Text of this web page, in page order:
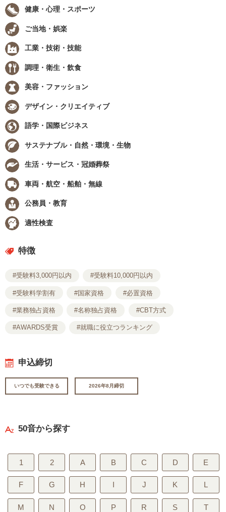
健康・心理・スポーツ
ご当地・娯楽
工業・技術・技能
調理・衛生・飲食
美容・ファッション
デザイン・クリエイティブ
語学・国際ビジネス
サステナブル・自然・環境・生物
生活・サービス・冠婚葬祭
車両・航空・船舶・無線
公務員・教育
適性検査
特徴
#受験料3,000円以内 #受験料10,000円以内
#受験料学割有 #国家資格 #必置資格
#業務独占資格 #名称独占資格 #CBT方式
#AWARDS受賞 #就職に役立つランキング
申込締切
いつでも受験できる 2026年8月締切
50音から探す
1 2 A B C D E
F G H I J K L
M N O P R S T